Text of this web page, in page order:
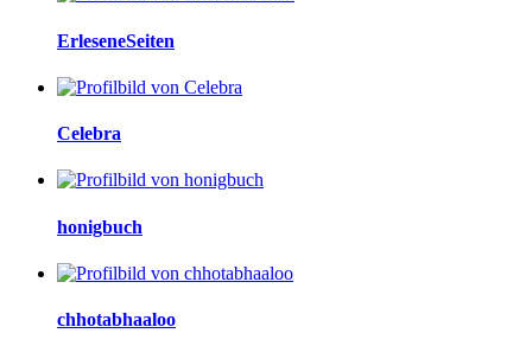
ErleseneSeiten
Celebra
honigbuch
chhotabhaaloo